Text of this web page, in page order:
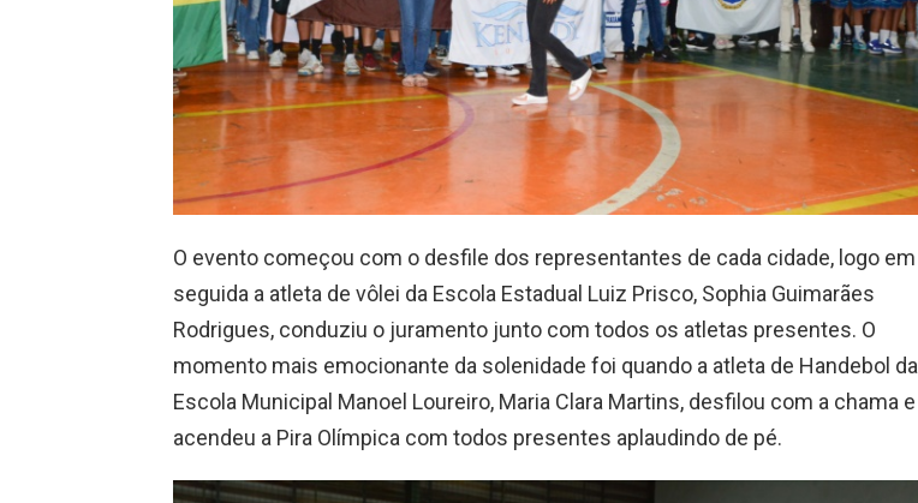
O evento começou com o desfile dos representantes de cada cidade, logo em
seguida a atleta de vôlei da Escola Estadual Luiz Prisco, Sophia Guimarães
Rodrigues, conduziu o juramento junto com todos os atletas presentes. O
momento mais emocionante da solenidade foi quando a atleta de Handebol da
Escola Municipal Manoel Loureiro, Maria Clara Martins, desfilou com a chama e
acendeu a Pira Olímpica com todos presentes aplaudindo de pé.